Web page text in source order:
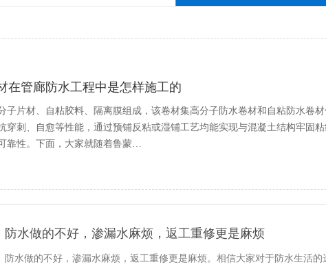
在管廊防水工程中是怎样施工的
子片材、自粘胶料、隔离膜组成，该卷材集高分子防水卷材和自粘防水卷
穿刺、自愈等性能，通过预铺反粘或湿铺工艺均能实现与混凝土结构牢固粘
靠性。下面，大家就随着鲁蒙…
防水做的不好，渗漏水麻烦，返工重修更是麻烦
防水做的不好，渗漏水麻烦，返工重修更是麻烦。相信大家对于防水生活的